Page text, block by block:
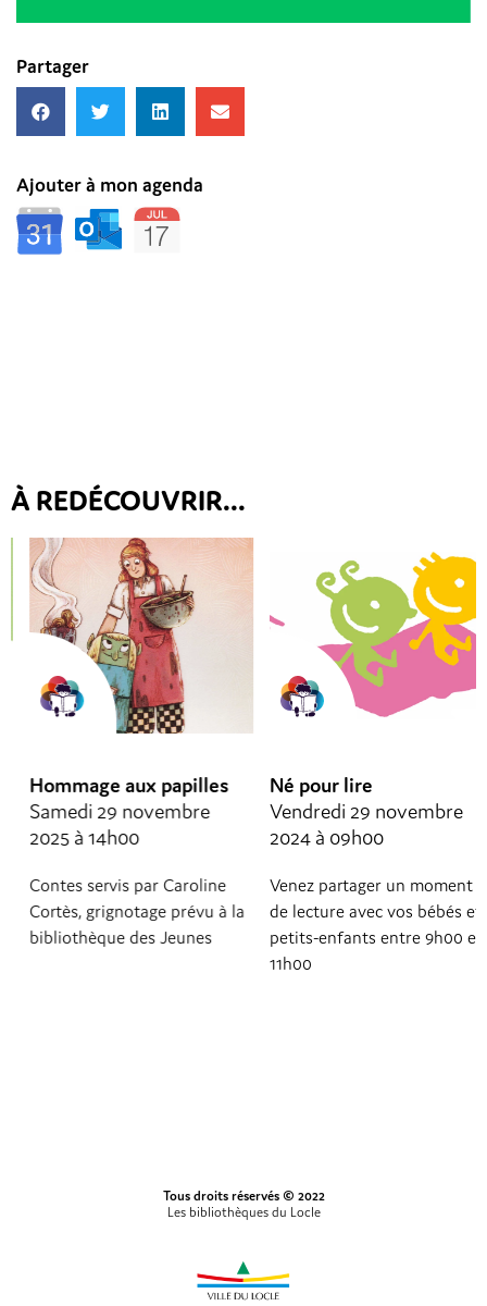
Partager
Ajouter à mon agenda
À REDÉCOUVRIR...
Hommage aux papilles
Samedi 29 novembre
2025 à 14h00
Contes servis par Caroline
Cortès, grignotage prévu à la
bibliothèque des Jeunes
Né pour lire
Vendredi 29 novembre
2024 à 09h00
Venez partager un moment
de lecture avec vos bébés et
petits-enfants entre 9h00 et
11h00
Tous droits réservés © 2022
Les bibliothèques du Locle